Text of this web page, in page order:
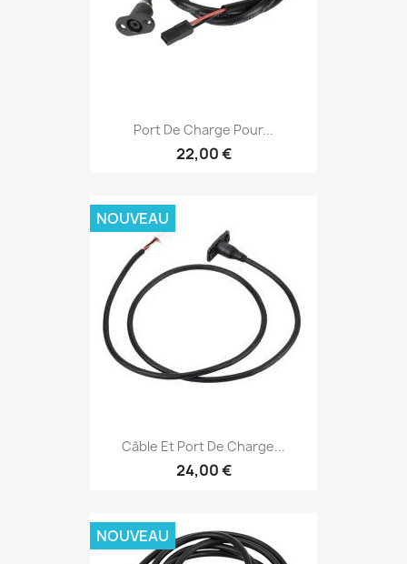
Port De Charge Pour...
22,00 €
Câble Et Port De Charge...
24,00 €
NOUVEAU
NOUVEAU